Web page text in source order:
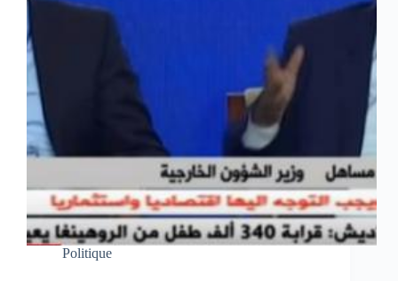
Politique